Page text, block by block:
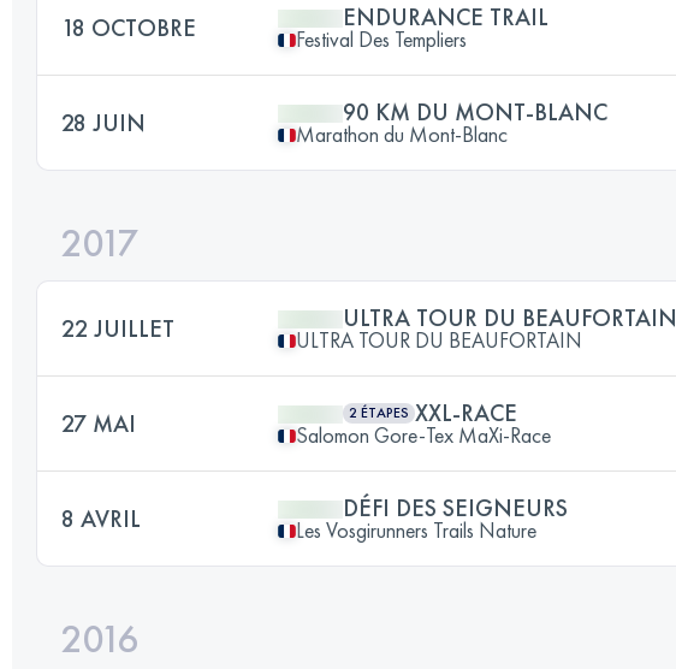
18 OCTOBRE ENDURANCE TRAIL
Festival Des Templiers
28 JUIN 90 KM DU MONT-BLANC
Marathon du Mont-Blanc
2017
22 JUILLET ULTRA TOUR DU BEAUFORTAIN
ULTRA TOUR DU BEAUFORTAIN
27 MAI 2 ÉTAPES XXL-RACE
Salomon Gore-Tex MaXi-Race
8 AVRIL DÉFI DES SEIGNEURS
Les Vosgirunners Trails Nature
2016